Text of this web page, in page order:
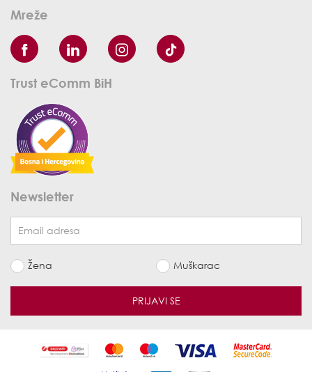
Mreže
Trust eComm BiH
Newsletter
Žena Muškarac
PRIJAVI SE